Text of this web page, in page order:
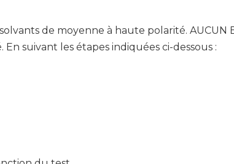
de moyenne à haute polarité. AUCUN
suivant les étapes indiquées ci-dessous :